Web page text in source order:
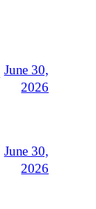
June 30,
2026
June 30,
2026